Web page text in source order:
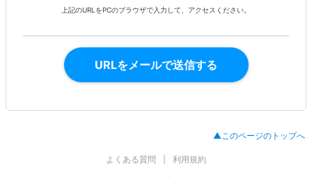
上記のURLをPCのブラウザで入力して、アクセスください。
URLをメールで送信する
▲このページのトップへ
よくある質問 利用規約